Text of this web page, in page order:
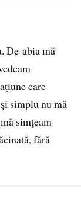
De abia mă
care
simplu nu mă
simţeam
fără